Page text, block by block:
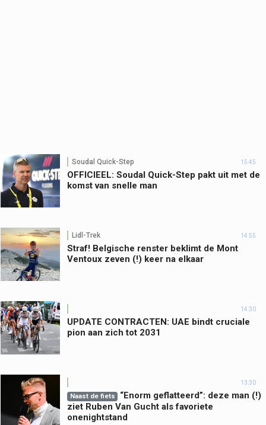
Soudal Quick-Step 15:45
OFFICIEEL: Soudal Quick-Step pakt uit met de
komst van snelle man
Lidl-Trek 14:55
Straf! Belgische renster beklimt de Mont
Ventoux zeven (!) keer na elkaar
14:30
UPDATE CONTRACTEN: UAE bindt cruciale
pion aan zich tot 2031
13:30
Naast de fiets
“Enorm geflatteerd”: deze man (!)
ziet Ruben Van Gucht als favoriete
onenightstand